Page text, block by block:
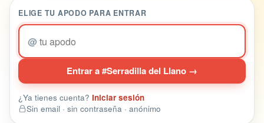
ELIGE TU APODO PARA ENTRAR
@
Entrar a #Serradilla del Llano →
¿Ya tienes cuenta? Iniciar sesión
Sin email · sin contraseña · anónimo